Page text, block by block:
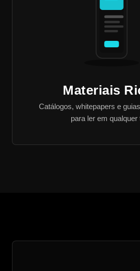
Materiais
Catálogos, whitepapers e
para ler em qualquer